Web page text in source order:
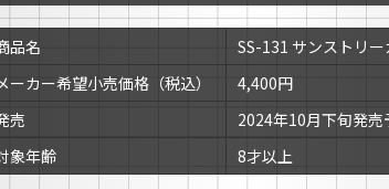
品名
SS-131 サンストリー
ーカー希望小売価格（税込）
4,400円
売
2024年10月下旬発売
象年齢
8才以上